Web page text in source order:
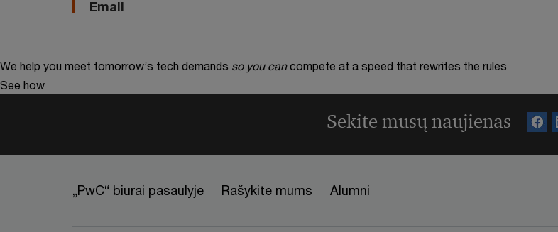
Email
We help you meet tomorrow’s tech demands so you can compete at a speed that rewrites the rules
See how
Sekite mūsų naujienas
„PwC“ biurai pasaulyje Rašykite mums Alumni